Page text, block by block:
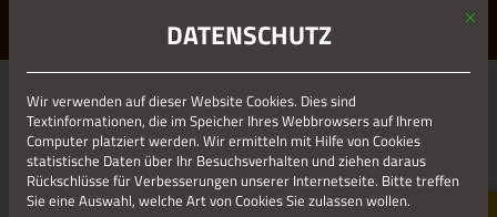
ERLEBE STOLBERG.ERLEBE DICH.
Datenschutz
Mit
DATENSCHUTZ
Wir verwenden auf dieser Website Cookies. Dies sind
Textinformationen, die im Speicher Ihres Webbrowsers auf Ihrem
Computer platziert werden. Wir ermitteln mit Hilfe von Cookies
statistische Daten über Ihr Besuchsverhalten und ziehen daraus
Rückschlüsse für Verbesserungen unserer Internetseite. Bitte treffen
Sie eine Auswahl, welche Art von Cookies Sie zulassen wollen.